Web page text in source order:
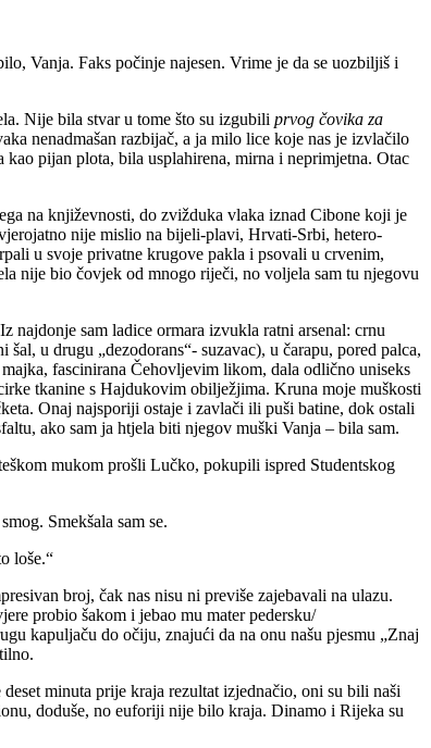
Vanja. Faks počinje najesen. Vrime je da se uozbiljiš i
Nije bila stvar u tome što su izgubili prvog čovika za
nenadmašan razbijač, a ja milo lice koje nas je izvlačilo
pijan plota, bila usplahirena, mirna i neprimjetna. Otac
na književnosti, do zvižduka vlaka iznad Cibone koji je
nije mislio na bijeli-plavi, Hrvati-Srbi, hetero-
u svoje privatne krugove pakla i psovali u crvenim,
nije bio čovjek od mnogo riječi, no voljela sam tu njegovu
sam ladice ormara izvukla ratni arsenal: crnu
u drugu „dezodorans“- suzavac), u čarapu, pored palca,
fascinirana Čehovljevim likom, dala odlično uniseks
tkanine s Hajdukovim obilježjima. Kruna moje muškosti
Onaj najsporiji ostaje i zavlači ili puši batine, dok ostali
ako sam ja htjela biti njegov muški Vanja – bila sam.
mukom prošli Lučko, pokupili ispred Studentskog
Smekšala sam se.
loše.“
broj, čak nas nisu ni previše zajebavali na ulazu.
probio šakom i jebao mu mater pedersku/
kapuljaču do očiju, znajući da na onu našu pjesmu „Znaj
minuta prije kraja rezultat izjednačio, oni su bili naši
doduše, no euforiji nije bilo kraja. Dinamo i Rijeka su